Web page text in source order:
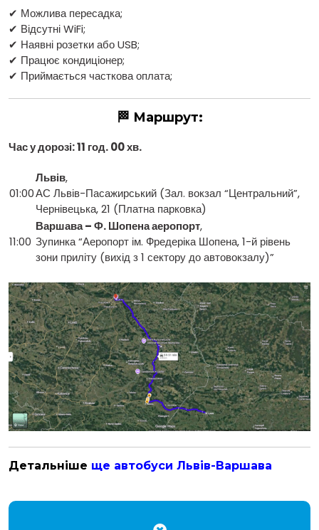
✔ Можлива пересадка;
✔ Відсутні WiFi;
✔ Наявні розетки або USB;
✔ Працює кондиціонер;
✔ Приймається часткова оплата;
🏁 Маршрут:
Час у дорозі: 11 год. 00 хв.
01:00
Львів,
АС Львів-Пасажирський (Зал. вокзал “Центральний”,
Чернівецька, 21 (Платна парковка)
11:00
Варшава – Ф. Шопена аеропорт,
Зупинка “Аеропорт ім. Фредеріка Шопена, 1-й рівень
зони приліту (вихід з 1 сектору до автовокзалу)”
Детальніше ще автобуси Львів-Варшава